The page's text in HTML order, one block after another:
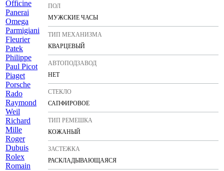
Officine
Panerai
Omega
Parmigiani
Fleurier
Patek
Philippe
Paul Picot
Piaget
Porsche
Rado
Raymond
Weil
Richard
Mille
Roger
Dubuis
Rolex
Romain
ПОЛ
МУЖСКИЕ ЧАСЫ
ТИП МЕХАНИЗМА
КВАРЦЕВЫЙ
АВТОПОДЗАВОД
НЕТ
СТЕКЛО
САПФИРОВОЕ
ТИП РЕМЕШКА
КОЖАНЫЙ
ЗАСТЕЖКА
РАСКЛАДЫВАЮЩАЯСЯ